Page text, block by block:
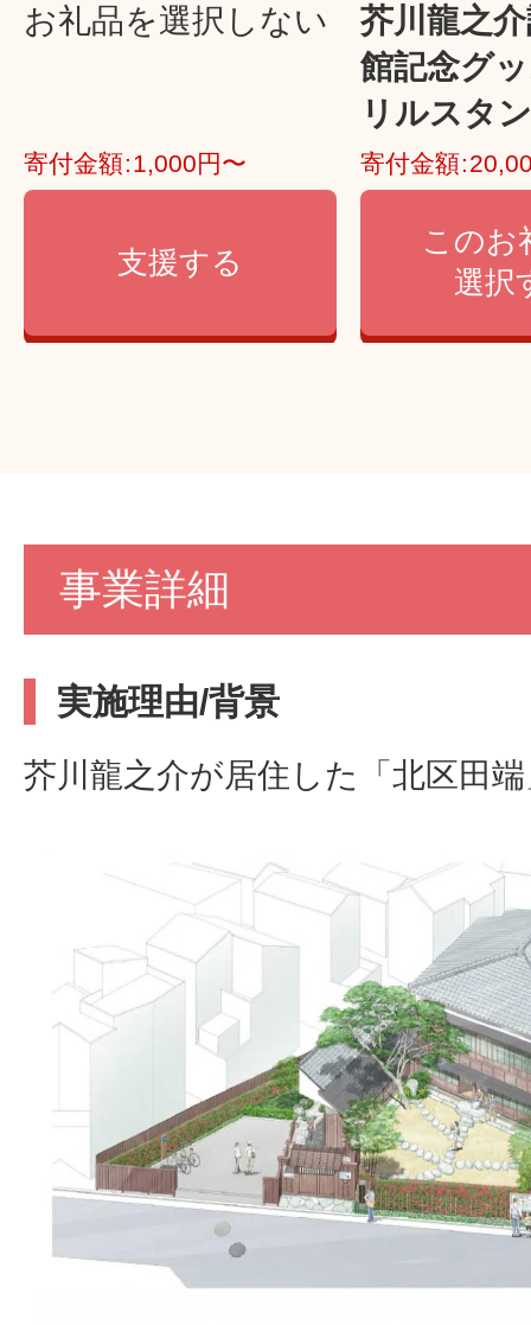
お礼品を選択しない
寄付金額 1,000円〜
支援する
芥川龍之
館記念グ
リルスタ
寄付金額
このお
選択
事業詳細
実施理由/背景
芥川龍之介が居住した「北区田